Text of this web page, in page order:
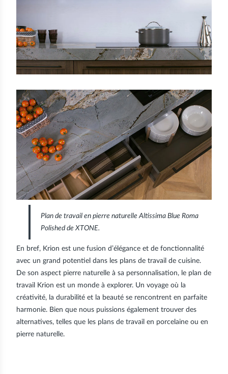
Plan de travail en pierre naturelleAltissima Blue Roma
Polished de XTONE.
En bref, Krion est une fusion d’élégance et de fonctionnalité
avec un grand potentiel dans les plans de travail de cuisine.
De son aspect pierre naturelle à sa personnalisation, le plan de
travail Krion est un monde à explorer. Un voyage où la
créativité, la durabilité et la beauté se rencontrent en parfaite
harmonie. Bien que nous puissions également trouver des
alternatives, telles que les plans de travail en porcelaine ou en
pierre naturelle.